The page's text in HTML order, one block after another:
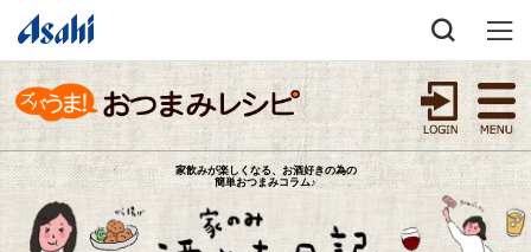
家飲みが楽しくなる、お酒好きの為の
簡単おつまみコラム♪